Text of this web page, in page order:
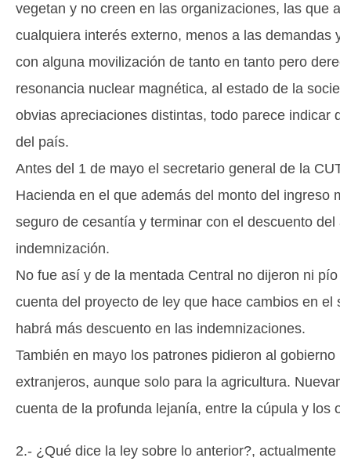
vegetan y no creen en las organizaciones, las que
cualquiera interés externo, menos a las
con alguna movilización de tanto en tanto pero
resonancia nuclear magnética, al estado de la
obvias apreciaciones distintas, todo parece
del país.
Antes del 1 de mayo el secretario general de la
Hacienda en el que además del monto del
seguro de cesantía y terminar con el descuento
indemnización.
No fue así y de la mentada Central no dijeron ni
cuenta del proyecto de ley que hace cambios en
habrá más descuento en las indemnizaciones.
También en mayo los patrones pidieron al
extranjeros, aunque solo para la agricultura.
cuenta de la profunda lejanía, entre la cúpula y los
2.- ¿Qué dice la ley sobre lo anterior?,